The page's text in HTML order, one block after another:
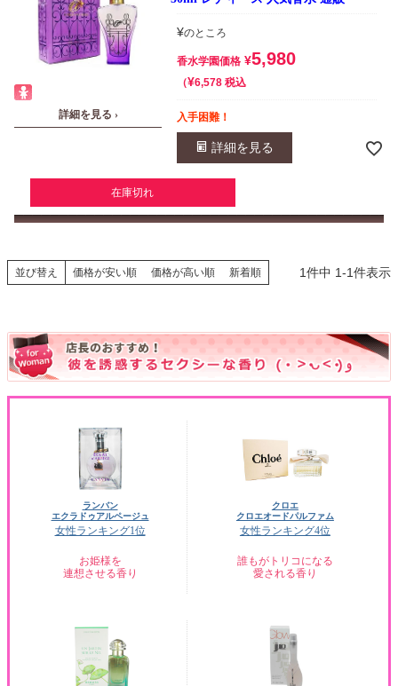
詳細を見る ›
¥のところ
香水学園価格 ¥5,980
¥6,578 税込
入手困難！
詳細を見る
在庫切れ
並び替え 価格が安い順 価格が高い順 新着順 1件中 1-1件表示
ランバン
エクラドゥアルページュ
女性ランキング1位
お姫様を
連想させる香り
クロエ
クロエオードパルファム
女性ランキング4位
誰もがトリコになる
愛される香り